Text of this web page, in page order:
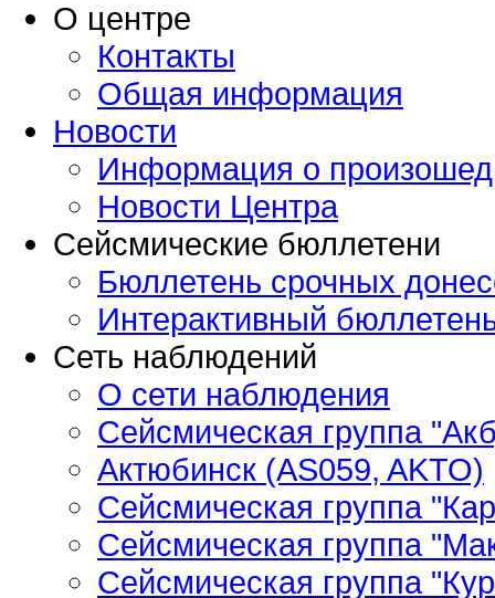
O центре
Контакты
Общая информация
Новости
Информация о
Новости Центра
Сейсмические бюллетени
Бюллетень срочных
Интерактивный
Сеть наблюдений
О сети наблюдения
Сейсмическая группа
Актюбинск (AS059, AKTO)
Сейсмическая группа
Сейсмическая группа
Сейсмическая группа